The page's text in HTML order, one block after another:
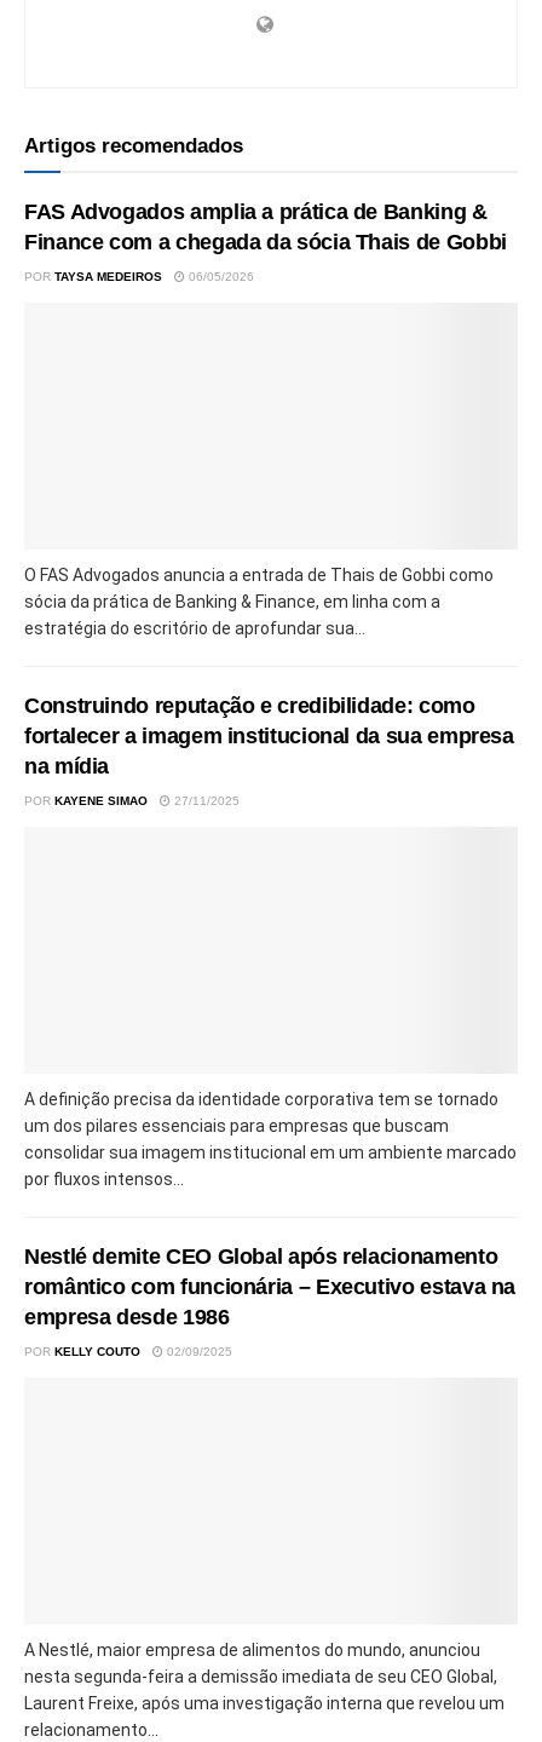
Artigos recomendados
FAS Advogados amplia a prática de Banking &
Finance com a chegada da sócia Thais de Gobbi
POR TAYSA MEDEIROS 06/05/2026
O FAS Advogados anuncia a entrada de Thais de Gobbi como
sócia da prática de Banking & Finance, em linha com a
estratégia do escritório de aprofundar sua...
Construindo reputação e credibilidade: como
fortalecer a imagem institucional da sua empresa
na mídia
POR KAYENE SIMAO 27/11/2025
A definição precisa da identidade corporativa tem se tornado
um dos pilares essenciais para empresas que buscam
consolidar sua imagem institucional em um ambiente marcado
por fluxos intensos...
Nestlé demite CEO Global após relacionamento
romântico com funcionária – Executivo estava na
empresa desde 1986
POR KELLY COUTO 02/09/2025
A Nestlé, maior empresa de alimentos do mundo, anunciou
nesta segunda-feira a demissão imediata de seu CEO Global,
Laurent Freixe, após uma investigação interna que revelou um
relacionamento...